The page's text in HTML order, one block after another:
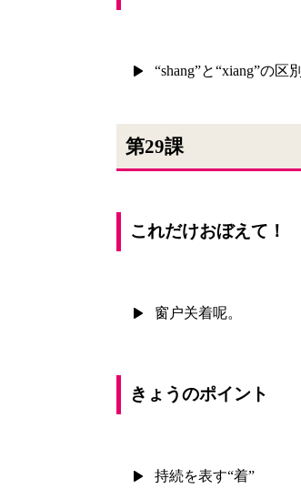
“shang”と“xiang”の区別
第29課
これだけおぼえて！
窗户关着呢。
きょうのポイント
持続を表す“着”